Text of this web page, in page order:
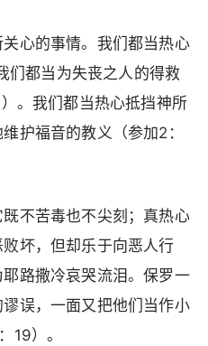
心的事情。我们都当热心
们都当为失丧之人的得救
。我们都当热心抵挡神所
护福音的教义（参加2：
不苦毒也不尖刻；真热心
坏，但却乐于向恶人行
路撒冷哀哭流泪。保罗一
误，一面又把他们当作小
19）。